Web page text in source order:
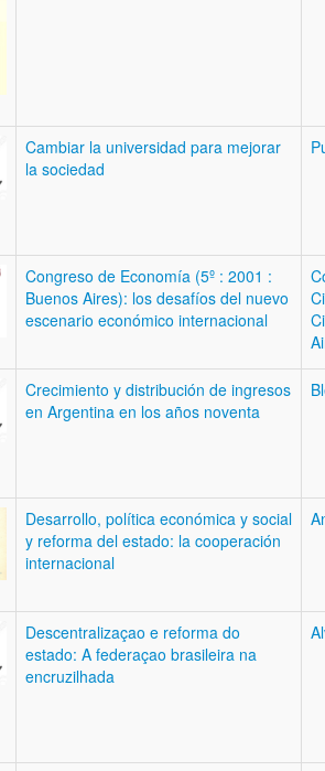
Cambiar la universidad para mejorar
la sociedad
Congreso de Economía (5º : 2001 :
Buenos Aires): los desafíos del nuevo
escenario económico internacional
Crecimiento y distribución de ingresos
en Argentina en los años noventa
Desarrollo, política económica y social
y reforma del estado: la cooperación
internacional
Descentralizaçao e reforma do
estado: A federaçao brasileira na
encruzilhada